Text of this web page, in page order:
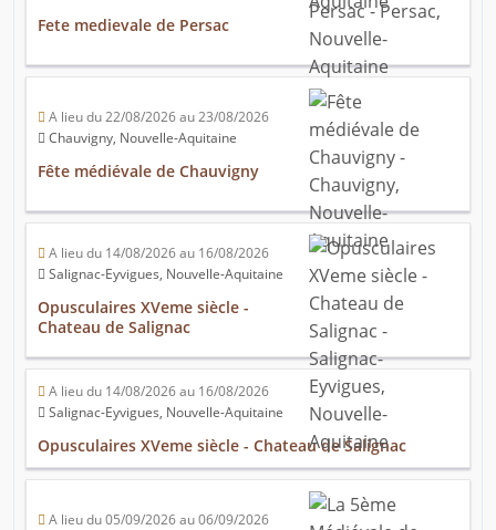
Fete medievale de Persac
A lieu du 22/08/2026 au 23/08/2026
Chauvigny, Nouvelle-Aquitaine
Fête médiévale de Chauvigny
A lieu du 14/08/2026 au 16/08/2026
Salignac-Eyvigues, Nouvelle-Aquitaine
Opusculaires XVeme siècle -
Chateau de Salignac
A lieu du 14/08/2026 au 16/08/2026
Salignac-Eyvigues, Nouvelle-Aquitaine
Opusculaires XVeme siècle - Chateau de Salignac
A lieu du 05/09/2026 au 06/09/2026